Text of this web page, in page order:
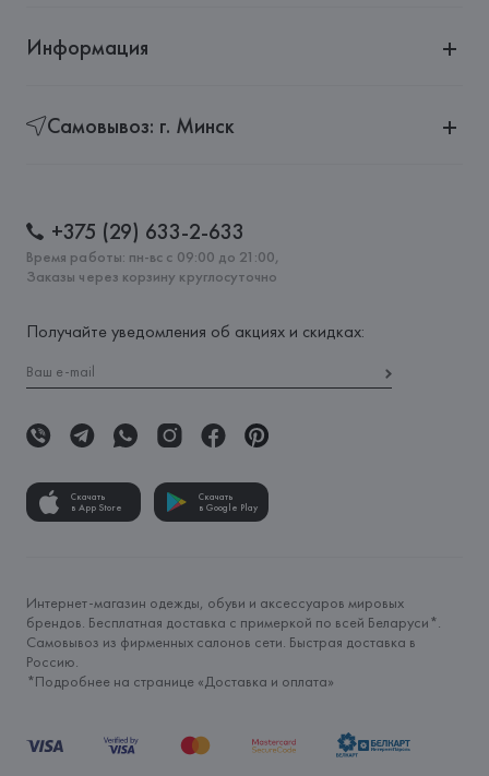
Информация
Самовывоз: г. Минск
+375 (29) 633-2-633
Время работы: пн-вс с 09:00 до 21:00,
Заказы через корзину круглосуточно
Получайте уведомления об акциях и скидках:
Скачать
в App Store
Скачать
в Google Play
Интернет-магазин одежды, обуви и аксессуаров мировых
брендов. Бесплатная доставка с примеркой по всей Беларуси*.
Самовывоз из фирменных салонов сети. Быстрая доставка в
Россию.
*Подробнее на странице «Доставка и оплата»